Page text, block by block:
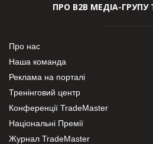
ПРО В2В МЕДІА-ГРУПУ
Про нас
Наша команда
Реклама на порталі
Тренінговий центр
Конференції TradeMaster
Національні Премії
Журнал TradeMaster